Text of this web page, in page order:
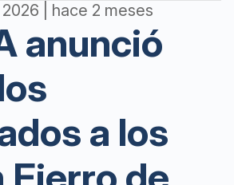
| hace 2 meses
anunció
a los